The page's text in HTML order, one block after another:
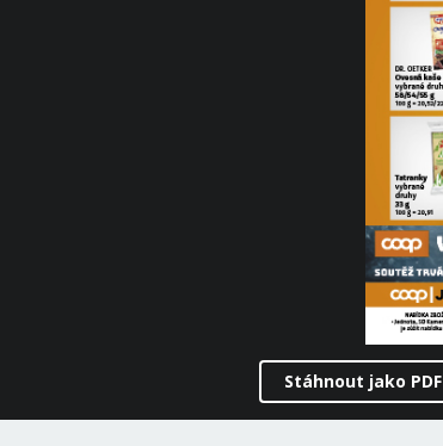
Stáhnout jako PDF